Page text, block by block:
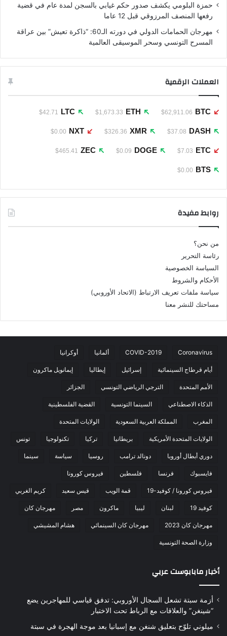
حمزة البلومي يكشف صدور حكم غيابي بالسجن لمدة عام في قضية
رفعها المنصف المرزوقي قبل 12 عاما
مهرجان الحمامات الدولي في دورته الـ60: “ذاكرة تعيش” بين عراقة
المسرح التونسي وسحر الموسيقى العالمية
العملات الرقمية
BTC
$62,911.06
ETH
$1,673.33
LTC
$42.71
DASH
$37.08
XMR
$326.36
NXT
$0.00
ETC
$7.03
DOGE
$0.09
ZEC
$465.41
BTS
$0.00
روابط مفيدة
من نحن؟
رئاسة التحرير
السياسة الخصوصية
الأحكام والشروط
سياسة ملفات تعريف الارتباط (الاتحاد الأوروبي)
مساحتك للنشر معنا
Coronavirus
COVID-2019 ألمانيا أوكرانيا
أيام قرطاج السينمائية إسرائيل إيطاليا إيمانويل ماكرون
الأمم المتحدة الترجي الرياضي التونسي الجزائر
الذكاء الاصطناعي السينما التونسية القضية الفلسطينية
المغرب المملكة العربية السعودية الولايات المتحدة
الولايات المتحدة الأمريكية بريطانيا تركيا تكنولوجيا تونس
دوري أبطال أوروبا دونالد ترامب روسيا سياسة سينما
فايسبوك فرنسا فلسطين فيروس كورونا
فيروس كورونا / كوفيد-19 قمة الويب قيس سعيد كريم الغربي
كوفيد 19 لبنان ليبيا ماكرون مصر مهرجان كان
مهرجان كان 2023 مهرجان كان السينمائي هشام المشيشي
وزارة الصحة التونسية
أخبار مابابوست عربي
أزمة سبتة تشعل السجال الأوروبي: تدفق قياسي للمهاجرين يضع
“شينغن” والعلاقات مع الرباط تحت الاختبار
ميلوني تلوّح بتعليق شنغن مع إسبانيا بعد موجة الهجرة في سبتة